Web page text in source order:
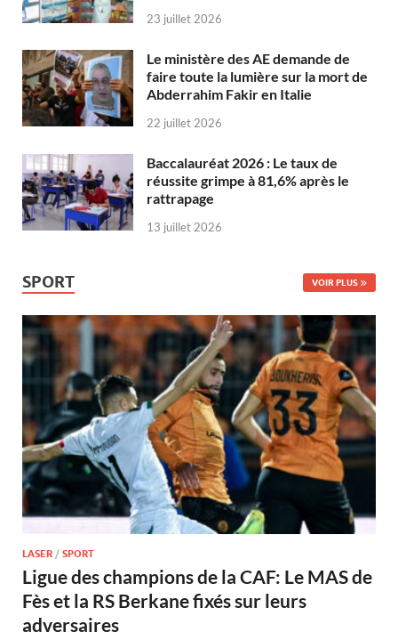
23 juillet 2026
Le ministère des AE demande de
faire toute la lumière sur la mort de
Abderrahim Fakir en Italie
22 juillet 2026
Baccalauréat 2026 : Le taux de
réussite grimpe à 81,6% après le
rattrapage
13 juillet 2026
SPORT VOIR PLUS
LASER / SPORT
Ligue des champions de la CAF: Le MAS de
Fès et la RS Berkane fixés sur leurs
adversaires